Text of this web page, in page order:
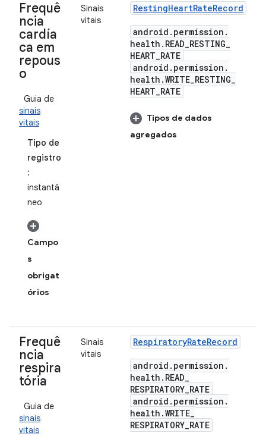
Frequê
ncia
cardía
ca em
repous
o
Guia de
sinais
vitais
Tipo de
registro
:
instantâ
neo
Campo
s
obrigat
órios
Sinais
vitais
RestingHeartRateRecord
android . permission .
health . READ_RESTING_
HEART_RATE
android . permission .
health .WRITE_RESTING_
HEART_RATE
Tipos de dados
agregados
Frequê
ncia
respira
tória
Guia de
sinais
vitais
Sinais
vitais
RespiratoryRateRecord
android . permission .
health . READ_
RESPIRATORY_RATE
android . permission .
health .WRITE_
RESPIRATORY_RATE